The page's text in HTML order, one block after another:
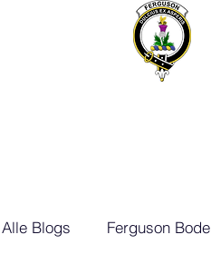
Alle Blogs Ferguson Bode